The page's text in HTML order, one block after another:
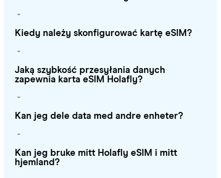
Kiedy należy skonfigurować kartę eSIM?
Jaką szybkość przesyłania danych
zapewnia karta eSIM Holafly?
Kan jeg dele data med andre enheter?
Kan jeg bruke mitt Holafly eSIM i mitt
hjemland?